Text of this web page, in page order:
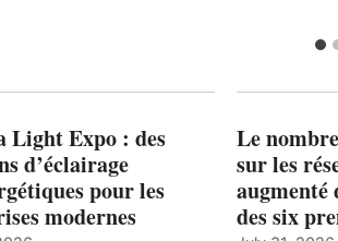
Light Expo : des
d’éclairage
pour les
modernes
Le
sur les
augmenté
des six